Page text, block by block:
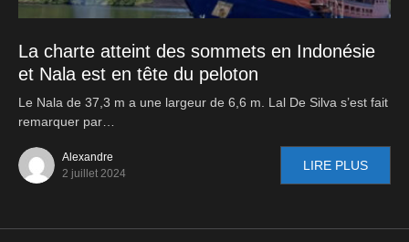
La charte atteint des sommets en Indonésie
et Nala est en tête du peloton
Le Nala de 37,3 m a une largeur de 6,6 m. Lal De Silva s’est fait
remarquer par…
Alexandre
2 juillet 2024
LIRE PLUS